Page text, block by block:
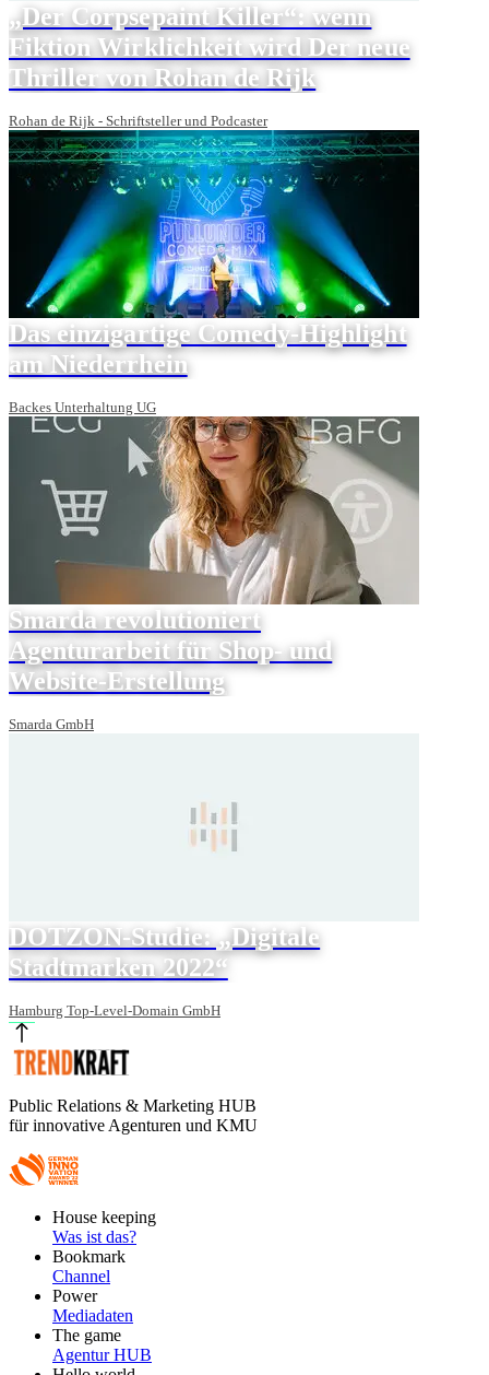
„Der Corpsepaint Killer“: wenn
Fiktion Wirklichkeit wird Der neue
Thriller von Rohan de Rijk
Rohan de Rijk - Schriftsteller und Podcaster
Das einzigartige Comedy-Highlight
am Niederrhein
Backes Unterhaltung UG
Smarda revolutioniert
Agenturarbeit für Shop- und
Website-Erstellung
Smarda GmbH
DOTZON-Studie: „Digitale
Stadtmarken 2022“
Hamburg Top-Level-Domain GmbH
Public Relations & Marketing HUB
für innovative Agenturen und KMU
FooterHouse keeping
Was ist das?
Bookmark
Channel
Power
Mediadaten
The game
Agentur HUB